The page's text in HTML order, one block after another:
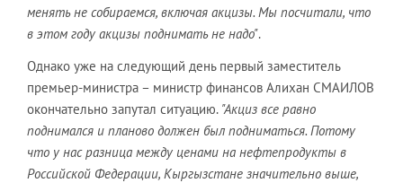
менять не собираемся, включая акцизы. Мы посчитали, что
в этом году акцизы поднимать не надо".
Однако уже на следующий день первый заместитель
премьер-министра – министр финансов Алихан СМАИЛОВ
окончательно запутал ситуацию. "Акциз все равно
поднимался и планово должен был подниматься. Потому
что у нас разница между ценами на нефтепродукты в
Российской Федерации, Кыргызстане значительно выше,